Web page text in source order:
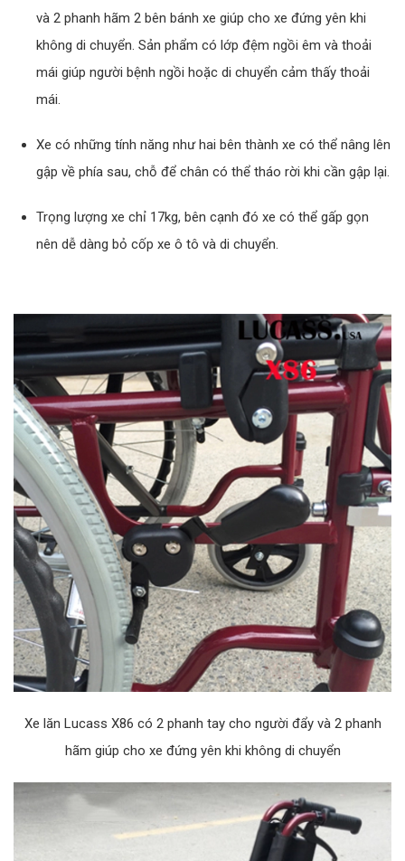
và 2 phanh hãm 2 bên bánh xe giúp cho xe đứng yên khi
không di chuyển. Sản phẩm có lớp đệm ngồi êm và thoải
mái giúp người bệnh ngồi hoặc di chuyển cảm thấy thoải
mái.
Xe có những tính năng như hai bên thành xe có thể nâng lên
gập về phía sau, chỗ để chân có thể tháo rời khi cần gập lại.
Trọng lượng xe chỉ 17kg, bên cạnh đó xe có thể gấp gọn
nên dễ dàng bỏ cốp xe ô tô và di chuyển.
Xe lăn Lucass X86 có 2 phanh tay cho người đẩy và 2 phanh
hãm giúp cho xe đứng yên khi không di chuyển